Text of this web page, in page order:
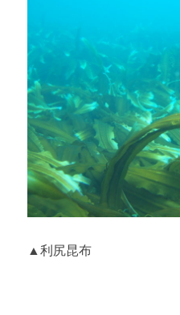
▲利尻昆布